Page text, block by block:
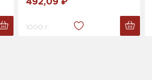
492,09 ₽
1000 г.